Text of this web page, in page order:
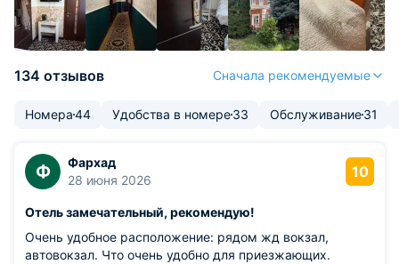
134 отзывов Сначала рекомендуемые
Номера44 Удобства в номере33 Обслуживание31
Ф
Фархад
28 июня 2026
10
Отель замечательный, рекомендую!
Очень удобное расположение: рядом жд вокзал,
автовокзал. Что очень удобно для приезжающих.